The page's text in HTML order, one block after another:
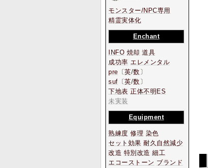
モンスター/NPC専用
精霊実体化
Enchant
INFO 焼却 道具
成功率 エレメンタル
pre 〔英/数 〕
suf 〔英/数 〕
下地表 正体不明ES
未実装
Equipment
熟練度 修理 染色
セット効果 耐久自然減少
改造 特別改造 細工
エコーストーン ブランド